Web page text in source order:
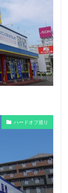
ハードオフ巡り